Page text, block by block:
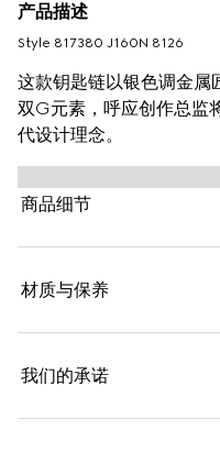
产品描述
Style ‎817380 J160N 8126
这款钥匙链以银色调金属
双G元素，呼应创作总监
代设计理念。
商品细节
材质与保养
我们的承诺